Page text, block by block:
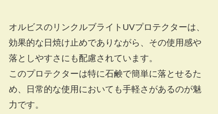
オルビスのリンクルブライトUVプロテクターは、
効果的な日焼け止めでありながら、その使用感や
落としやすさにも配慮されています。
このプロテクターは特に石鹸で簡単に落とせるた
め、日常的な使用においても手軽さがあるのが魅
力です。